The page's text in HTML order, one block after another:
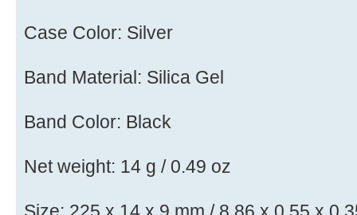
Case Color: Silver
Band Material: Silica Gel
Band Color: Black
Net weight: 14 g / 0.49 oz